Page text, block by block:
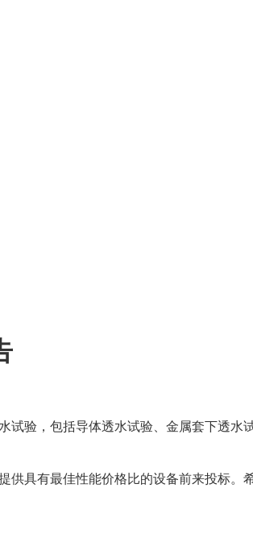
验，包括导体透水试验、金属套下透水
具有最佳性能价格比的设备前来投标。